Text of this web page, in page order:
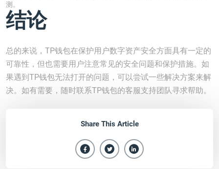
测。
结论
总的来说，TP钱包在保护用户数字资产安全方面具有一定的
可靠性，但也需要用户注意常见的安全问题和保护措施。如
果遇到TP钱包无法打开的问题，可以尝试一些解决方案来解
决。如有需要，随时联系TP钱包的客服支持团队寻求帮助。
Share This Article